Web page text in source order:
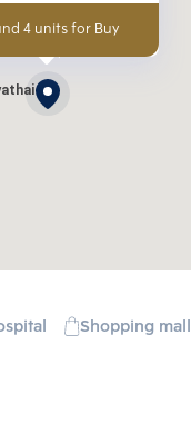
4 units for Buy
Shopping mall